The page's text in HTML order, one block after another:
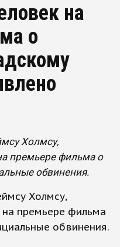
на
о
Холмсу,
премьере фильма о
обвинения.
Холмсу,
премьере фильма
обвинения.